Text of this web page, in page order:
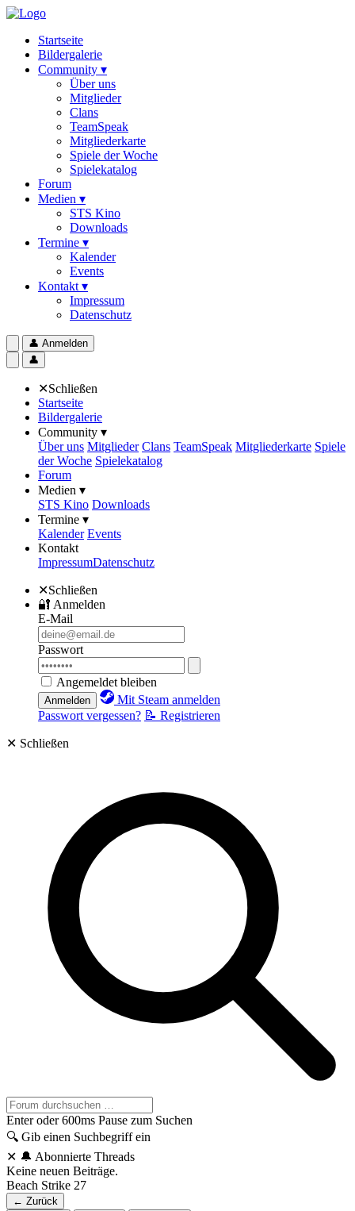
Startseite
Bildergalerie
Community ▾
Über uns
Mitglieder
Clans
TeamSpeak
Mitgliederkarte
Spiele der Woche
Spielekatalog
Forum
Medien ▾
STS Kino
Downloads
Termine ▾
Kalender
Events
Kontakt ▾
Impressum
Datenschutz
👤 Anmelden
👤
✕Schließen
Startseite
Bildergalerie
Community ▾
Über uns Mitglieder Clans TeamSpeak Mitgliederkarte Spiele
der Woche Spielekatalog
Forum
Medien ▾
STS Kino Downloads
Termine ▾
Kalender Events
Kontakt
ImpressumDatenschutz
✕Schließen
🔐 Anmelden
E-Mail
Passwort
Angemeldet bleiben
Anmelden
Mit Steam anmelden
Passwort vergessen? 📝 Registrieren
✕ Schließen
Enter oder 600ms Pause zum Suchen
🔍 Gib einen Suchbegriff ein
✕ 🔔 Abonnierte Threads
Keine neuen Beiträge.
Beach Strike 27
← Zurück